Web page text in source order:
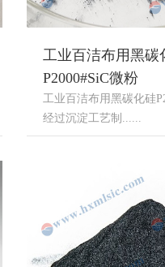
工业百洁布用黑碳
P2000#SiC微粉
工业百洁布用黑碳化硅
经过沉淀工艺制......